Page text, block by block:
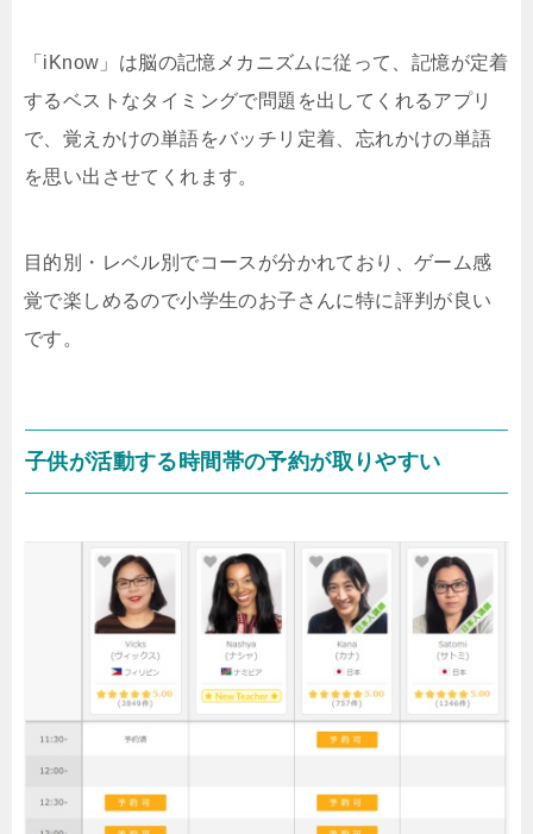
「iKnow」は脳の記憶メカニズムに従って、記憶が定着
するベストなタイミングで問題を出してくれるアプリ
で、覚えかけの単語をバッチリ定着、忘れかけの単語
を思い出させてくれます。
目的別・レベル別でコースが分かれており、ゲーム感
覚で楽しめるので小学生のお子さんに特に評判が良い
です。
子供が活動する時間帯の予約が取りやすい